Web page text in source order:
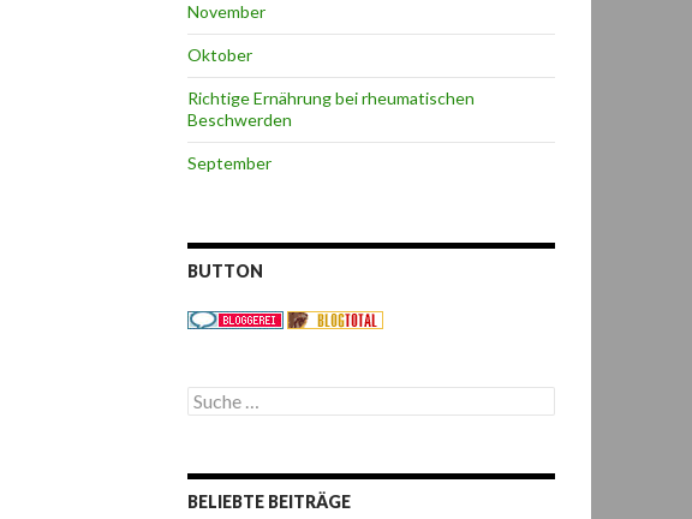
November
Oktober
Richtige Ernährung bei rheumatischen
Beschwerden
September
BUTTON
S
u
e
n
BELIEBTE BEITRÄGE